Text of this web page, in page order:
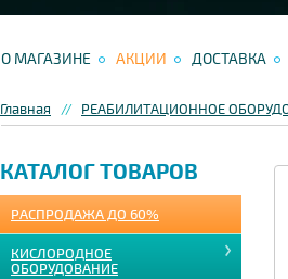
О МАГАЗИНЕ АКЦИИ ДОСТАВКА
Главная РЕАБИЛИТАЦИОННОЕ
КАТАЛОГ ТОВАРОВ
РАСПРОДАЖА ДО 60%
КИСЛОРОДНОЕ
ОБОРУДОВАНИЕ